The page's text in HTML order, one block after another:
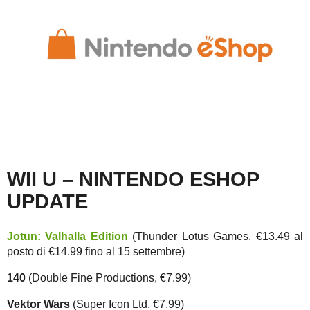
WII U – NINTENDO ESHOP
UPDATE
Jotun: Valhalla Edition (Thunder Lotus Games, €13.49 al
posto di €14.99 fino al 15 settembre)
140 (Double Fine Productions, €7.99)
Vektor Wars (Super Icon Ltd, €7.99)